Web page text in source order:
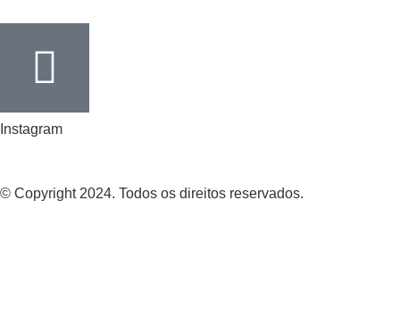
Instagram
© Copyright 2024. Todos os direitos reservados.